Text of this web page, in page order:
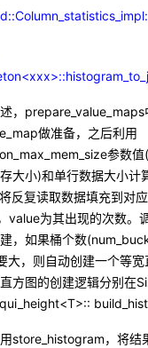
， prepare_value_maps
做准备，之后利用
参数值(
大小)和单行数据大小计
将反复读取数据填充到对
value为其出现的次数。
，如果桶个数
大，则自动创建一个等
方图的创建逻辑分别在
store_histogram，将结